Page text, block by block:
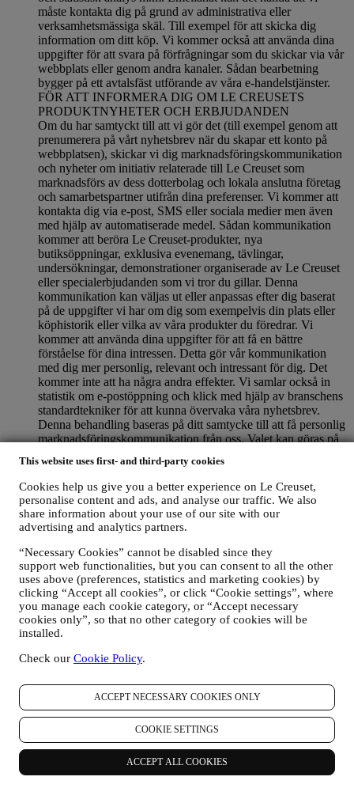
This website uses first- and third-party cookies
Cookies help us give you a better experience on Le Creuset,
personalise content and ads, and analyse our traffic. We also
share information about your use of our site with our
advertising and analytics partners.
“Necessary Cookies” cannot be disabled since they
support web functionalities, but you can consent to all the other
uses above (preferences, statistics and marketing cookies) by
clicking “Accept all cookies”, or click “Cookie settings”, where
you manage each cookie category, or “Accept necessary
cookies only”, so that no other category of cookies will be
installed.
Check our Cookie Policy.
ACCEPT NECESSARY COOKIES ONLY
COOKIE SETTINGS
ACCEPT ALL COOKIES
måste kontakta dig på grund av administrativa eller
verksamhetsmässiga skäl. Till exempel för att skicka dig
information om ditt köp. Vi kommer också att använda dina
uppgifter för att svara på förfrågningar som du skickar via vår
webbplats eller genom andra kanaler. Sådan bearbetning
bygger på ett avtalsfäst utförande av våra e-handelstjänster.
FÖR ATT INFORMERA DIG OM LE CREUSETS
PRODUKTNYHETER OCH ERBJUDANDEN
Om du har samtyckt till att vi gör det (till exempel genom att
prenumerera på vårt nyhetsbrev när du skapar ett konto på
webbplatsen), skickar vi dig marknadsföringskommunikation
och nyheter om initiativ relaterade till Le Creuset som
marknadsförs av dess dotterbolag och lokala anslutna företag
och samarbetspartner utifrån dina preferenser. Vi kommer att
kontakta dig via e-post, SMS eller sociala medier men även
med hjälp av automatiserade medel. Sådan kommunikation
kommer att beröra Le Creuset-produkter, nya
butiksöppningar, exklusiva evenemang, tävlingar,
undersökningar, demonstrationer organiserade av Le Creuset
eller specialerbjudanden som vi tror du gillar. Denna
kommunikation kan väljas ut eller anpassas efter dig baserat
på de uppgifter vi har om dig som exempelvis din plats eller
köphistorik eller vilka av våra produkter du föredrar. Vi
kommer att använda dina uppgifter för att få en bättre
förståelse för dina intressen. Detta gör vår kommunikation
med dig mer personlig, relevant och intressant för dig. Det
kommer inte att ha några andra effekter. Vi samlar också in
statistik om e-postöppning och klick med hjälp av branschens
standardtekniker för att kunna övervaka våra nyhetsbrev.
Denna behandling baseras på ditt samtycke till att få personlig
marknadsföringskommunikation från oss. Valet kan göras på
lämplig kryssruta. Avanmälan: Du kan närsomhelst avstå från
att ta emot våra uppdateringar, kostnadsfritt, genom att klicka
på unsubscribe-knappen i något av våra nyhetsbrev. Det går
också bra att kontakta oss på privacy@lecreuset.com
föredrar det. Vi kommer att behandla din avanmälan så fort
några meddelanden innan avanmälningsprocessen är helt
slutförd. Observera att vi inte lämnar ut eller säljer dina
kontaktuppgifter eller några andra personuppgifter till andra
företag för deras marknadsföringsändamål.
RE-TARGETING / ANPASSADE ERBJUDANDEN OCH
EN FÖRBÄTTRAD KUNDUPPLEVELSE
Vi skulle vilja använda dina uppgifter för att kunna anpassa
våra tjänster och erbjudanden efter dina behov och intressen
och på så sätt ge dig en mer personlig kundupplevelse hos Le
vanor eller intressen. Detta kan handla om de mest visade
produkterna, din interaktion med oss på sociala medier, vilka
sidor på vår webbplats du besöker eller vilket innehåll i våra
erbjudanden du läser. Vi gör detta främst genom att använda
cookies och liknande teknik. Vi kommer att använda den här
informationen för att hantera vår annonsering på andra